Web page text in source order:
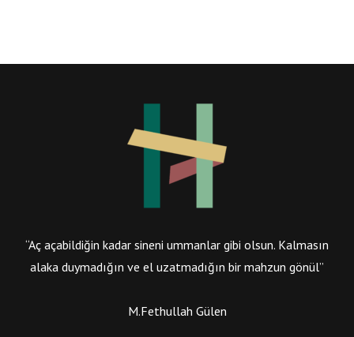
“Aç açabildiğin kadar sineni ummanlar gibi olsun. Kalmasın
alaka duymadığın ve el uzatmadığın bir mahzun gönül”
M.Fethullah Gülen